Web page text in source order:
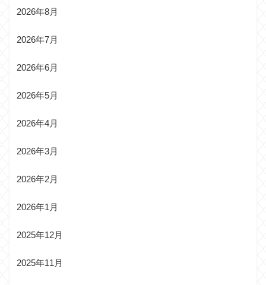
2026年8月
2026年7月
2026年6月
2026年5月
2026年4月
2026年3月
2026年2月
2026年1月
2025年12月
2025年11月